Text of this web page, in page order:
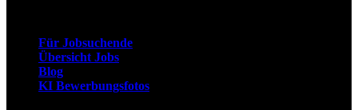
Für Jobsuchende
Übersicht Jobs
Blog
KI Bewerbungsfotos